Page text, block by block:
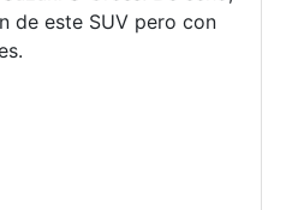
de este SUV pero con